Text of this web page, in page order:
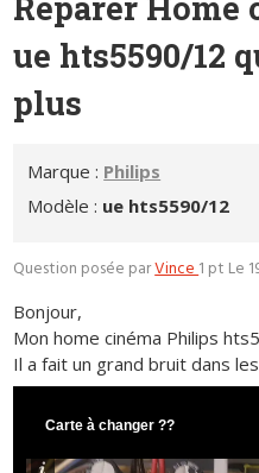
ue hts5590/12
plus
Marque : Philips
Modèle : ue hts5590/12
Question posée parVince1 pt Le
Bonjour,
Mon home cinéma Philips
Il a fait un grand bruit dans
Carte à changer ??